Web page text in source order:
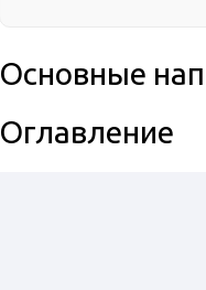
Основные
Оглавление